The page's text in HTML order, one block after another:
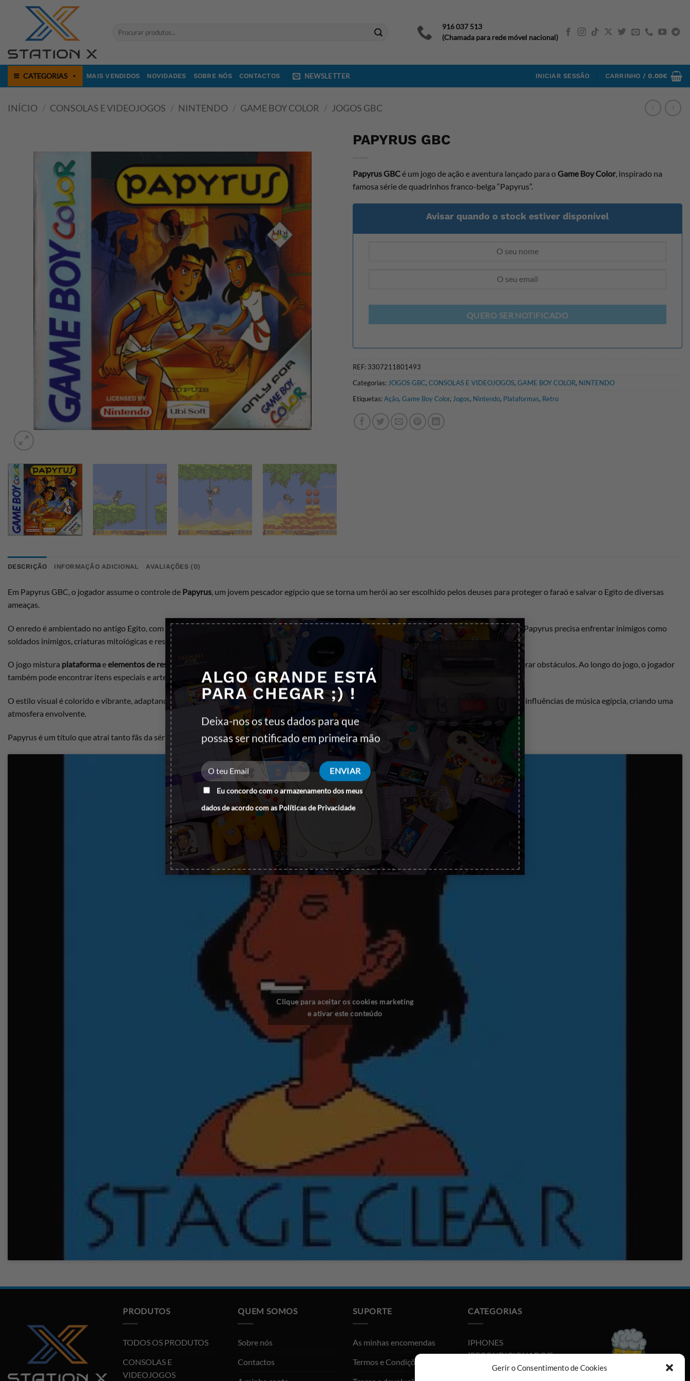
ALGO GRANDE ESTÁ
PARA CHEGAR ;) !
Deixa-nos os teus dados para que
possas ser notificado em primeira mão
Eu concordo com o armazenamento dos meus
dados de acordo com as Políticas de Privacidade
×
Gerir o Consentimento de Cookies
Pesquisar
916 037 513
(Chamada para rede móvel nacional)
CATEGORIAS MAIS VENDIDOS NOVIDADES SOBRE NÓS CONTACTOS NEWSLETTER INICIAR SESSÃO CARRINHO /0.00€
INÍCIO / CONSOLAS E VIDEOJOGOS / NINTENDO / GAME BOY COLOR / JOGOS GBC
PAPYRUS GBC
Papyrus GBCé um jogo de ação e aventura lançado para oGame Boy Color, inspirado na
famosa série de quadrinhos franco-belga “Papyrus”.
Avisar quando o stock estiver disponível
QUERO SER NOTIFICADO
REF: 3307211801493
Categorias: JOGOS GBC, CONSOLAS E VIDEOJOGOS, GAME BOY COLOR, NINTENDO
Etiquetas:Ação, Game Boy Color, Jogos, Nintendo, Plataformas, Retro
DESCRIÇÃO INFORMAÇÃO ADICIONAL AVALIAÇÕES (0)
Em Papyrus GBC, o jogador assume o controle de Papyrus, um jovem pescador egípcio que se torna um herói ao ser escolhido pelos deuses para proteger o faraó e salvar o Egito de diversas
ameaças.
O enredo é ambientado no antigo Egito, com uma atmosfera rica em mitologia e paisagens exóticas, como o Rio Nilo
, pirâmides, templos, e desertos. Papyrus precisa enfrentar inimigos como
soldados inimigos, criaturas mitológicas e resolver quebra-cabeças para avançar nas fases.
O jogo mistura plataformaeelementos de resolução de quebra-cabeças
, com Papyrus usando suas habilidades de luta e uma lança mágica para superar obstáculos. Ao longo do jogo, o jogador
também pode encontrar itens especiais e artefatos que o ajudam em sua jornada.
O estilo visual é colorido e vibrante, adaptando-se aohardware do Game Boy Colorcom sprites detalhados e animações fluidas. A trilha sonora tem influências de música egípcia, criando uma
atmosfera envolvente.
Papyrus é um título que atrai tanto fãs da série de quadrinhos quanto jogadores que apreciam aventuras com temática histórica e mitológica.
Clique para aceitar os cookies marketing
e ativar este conteúdo
PRODUTOS
TODOS OS PRODUTOS
CONSOLAS E
VIDEOJOGOS
QUEM SOMOS
Sobre nós
Contactos
SUPORTE
As minhas encomendas
Termos e Condições
CATEGORIAS
IPHONES
(RECONDICIONADOS)